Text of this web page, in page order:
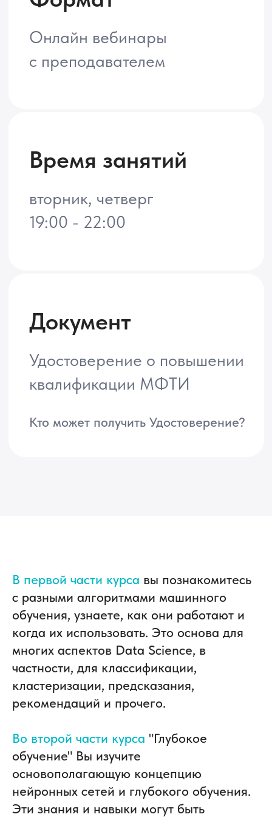
квалификации МФТИ
Кто может получить Удостоверение?
В первой части курса вы познакомитесь
с разными алгоритмами машинного
обучения, узнаете, как они работают и
когда их использовать. Это основа для
многих аспектов Data Science, в
частности, для классификации,
кластеризации, предсказания,
рекомендаций и прочего.
Во второй части курса "Глубокое
обучение" Вы изучите
основополагающую концепцию
нейронных сетей и глубокого обучения.
Эти знания и навыки могут быть